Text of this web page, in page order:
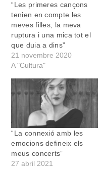
“Les primeres cançons
tenien en compte les
meves filles, la meva
ruptura i una mica tot el
que duia a dins”
21 novembre 2020
A "Cultura"
“La connexió amb les
emocions defineix els
meus concerts”
27 abril 2021